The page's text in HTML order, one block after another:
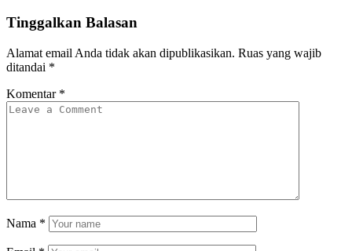
Tinggalkan Balasan
Alamat email Anda tidak akan dipublikasikan. Ruas yang wajib
ditandai *
Komentar *
Nama *